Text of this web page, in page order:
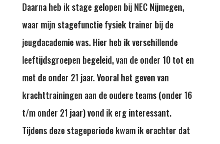
Daarna heb ik stage gelopen bij NEC Nijmegen,
waar mijn stagefunctie fysiek trainer bij de
jeugdacademie was. Hier heb ik verschillende
leeftijdsgroepen begeleid, van de onder 10 tot en
met de onder 21 jaar. Vooral het geven van
krachttrainingen aan de oudere teams (onder 16
t/m onder 21 jaar) vond ik erg interessant.
Tijdens deze stageperiode kwam ik erachter dat